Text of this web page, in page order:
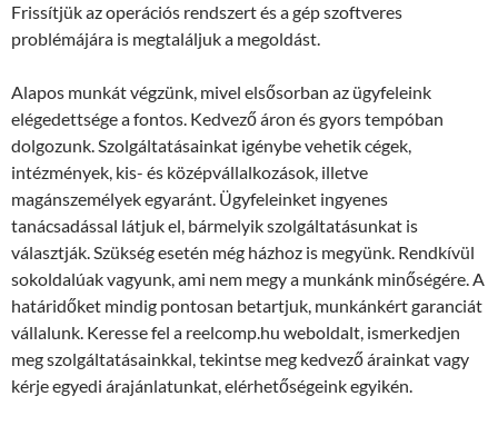
Frissítjük az operációs rendszert és a gép szoftveres
problémájára is megtaláljuk a megoldást.
Alapos munkát végzünk, mivel elsősorban az ügyfeleink
elégedettsége a fontos. Kedvező áron és gyors tempóban
dolgozunk. Szolgáltatásainkat igénybe vehetik cégek,
intézmények, kis- és középvállalkozások, illetve
magánszemélyek egyaránt. Ügyfeleinket ingyenes
tanácsadással látjuk el, bármelyik szolgáltatásunkat is
választják. Szükség esetén még házhoz is megyünk. Rendkívül
sokoldalúak vagyunk, ami nem megy a munkánk minőségére. A
határidőket mindig pontosan betartjuk, munkánkért garanciát
vállalunk. Keresse fel a reelcomp.hu weboldalt, ismerkedjen
meg szolgáltatásainkkal, tekintse meg kedvező árainkat vagy
kérje egyedi árajánlatunkat, elérhetőségeink egyikén.